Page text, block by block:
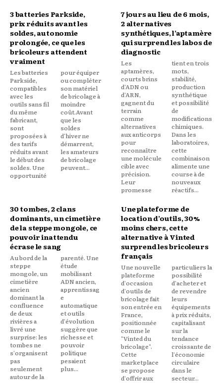
3 batteries Parkside,
prix réduits avant les
soldes, autonomie
prolongée, ce que les
bricoleurs attendent
vraiment
Les batteries
Parkside,
compatibles
avec les
outils sans fil
du même
fabricant,
sont
proposées à
des tarifs
réduits avant
le début des
soldes. Une
opportunité
pour équiper
ou compléter
son matériel
de bricolage à
moindre
coût.Avant
que les
soldes
d'hiver ne
démarrent,
les amateurs
de bricolage
peuvent...
7 jours au lieu de 6 mois,
2 alternatives
synthétiques, l’aptamère
qui surprend les labos de
diagnostic
Les
aptamères,
courts brins
d'ADN ou
d'ARN,
gagnent du
terrain
comme
alternatives
aux anticorps
pour
reconnaître
une molécule
cible avec
précision.
Leur
promesse
tient en trois
mots,
stabilité,
production
synthétique
et possibilité
de
modifications
chimiques.
Dans les
laboratoires,
cette
combinaison
alimente une
course à de
nouveaux
réactifs...
30 tombes, 2 clans
dominants, un cimetière
de la steppe mongole, ce
pouvoir inattendu
écrase le sang
Au bord de la
steppe
mongole, un
cimetière
ancien
dominant la
confluence
de deux
rivières a
livré une
surprise: les
tombes ne
s'organisent
pas
seulement
autour de la
parenté. Une
étude
mobilisant
ADN ancien,
apprentissag
e
automatique
et outils
d'évolution
suggère que
richesse et
pouvoir
politique
pesaient
plus...
Une plateforme de
location d’outils, 30%
moins chers, cette
alternative à Vinted
surprend les bricoleurs
français
Une nouvelle
plateforme
d'occasion
d'outils de
bricolage fait
son entrée en
France,
positionnée
comme le
"Vinted du
bricolage".
Cette
marketplace
se propose
d'offrir aux
particuliers la
possibilité
d'acheter et
de revendre
leurs
équipements
à prix réduits,
capitalisant
sur la
tendance
croissante de
l'économie
circulaire
dans le
secteur...